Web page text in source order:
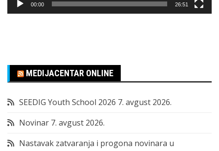
00:00 26:51
MEDIJACENTAR ONLINE
SEEDIG Youth School 2026 7. avgust 2026.
Novinar 7. avgust 2026.
Nastavak zatvaranja i progona novinara u